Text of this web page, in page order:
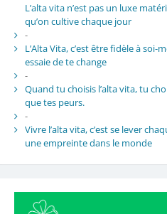
L’alta vita n’est pas un luxe
qu’on cultive chaque jour
-
L’Alta Vita, c’est être fidèle à
essaie de te change
-
Quand tu choisis l’alta vita, tu
que tes peurs.
-
Vivre l’alta vita, c’est se lever
une empreinte dans le monde